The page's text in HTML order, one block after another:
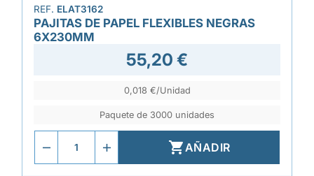
REF. ELAT3162
PAJITAS DE PAPEL FLEXIBLES NEGRAS
6X230MM
55,20 €
0,018 €/Unidad
Paquete de 3000 unidades
AÑADIR